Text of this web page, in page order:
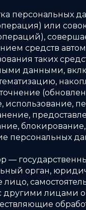
персональных
или
средств
таких
данными,
использование,
персональных
—
орган,
лицо,
другими лицами